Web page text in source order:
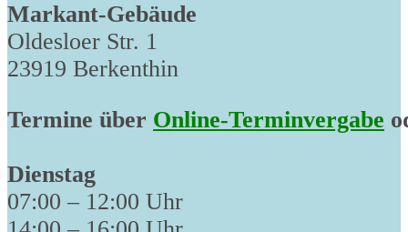
Markant-Gebäude
Oldesloer Str. 1
23919 Berkenthin
Termine über Online-Terminvergabe
Dienstag
07:00 – 12:00 Uhr